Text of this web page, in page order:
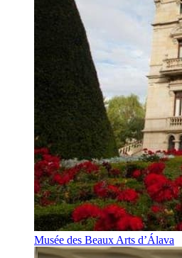
Musée des Beaux Arts d’Álava